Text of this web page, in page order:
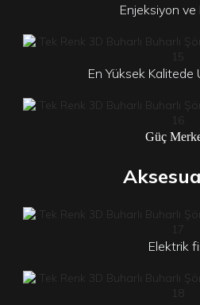
Enjeksiyon ve
En Yüksek Kalitede
Güç
Elektrik